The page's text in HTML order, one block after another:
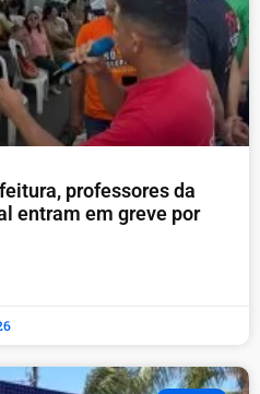
professores da
entram em greve por